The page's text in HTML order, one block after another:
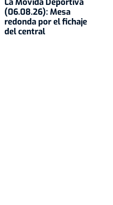
(06.08.26): Mesa
redonda por el fichaje
del central